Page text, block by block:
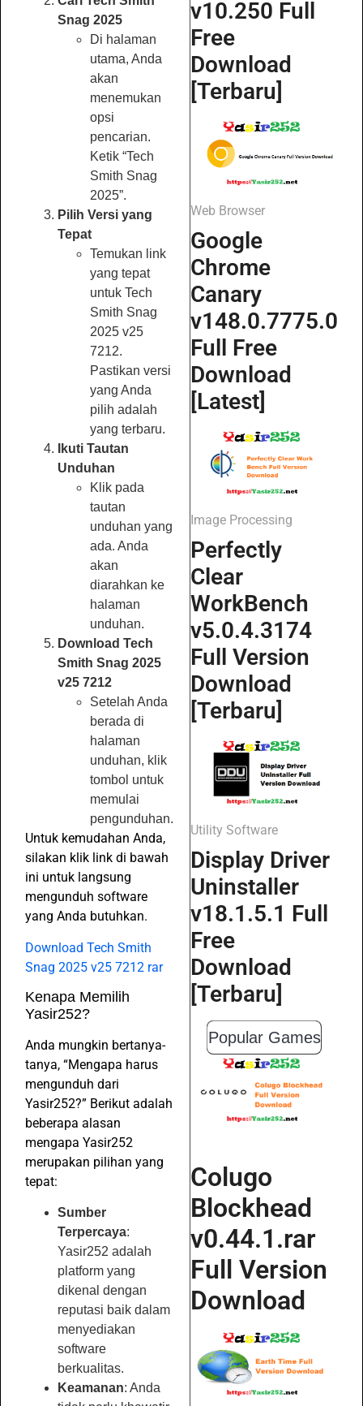
Snag 2025
Di halaman
utama, Anda
akan
menemukan
opsi
pencarian.
Ketik “Tech
Smith Snag
2025”.
Pilih Versi yang
Tepat
Temukan link
yang tepat
untuk Tech
Smith Snag
2025 v25
7212.
Pastikan versi
yang Anda
pilih adalah
yang terbaru.
Ikuti Tautan
Unduhan
Klik pada
tautan
unduhan yang
ada. Anda
akan
diarahkan ke
halaman
unduhan.
Download Tech
Smith Snag 2025
v25 7212
Setelah Anda
berada di
halaman
unduhan, klik
tombol untuk
memulai
pengunduhan.
Untuk kemudahan Anda,
silakan klik link di bawah
ini untuk langsung
mengunduh software
yang Anda butuhkan.
Download Tech Smith
Snag 2025 v25 7212 rar
Kenapa Memilih
Yasir252?
Anda mungkin bertanya-
tanya, “Mengapa harus
mengunduh dari
Yasir252?” Berikut adalah
beberapa alasan
mengapa Yasir252
merupakan pilihan yang
tepat:
Sumber
Terpercaya:
Yasir252 adalah
platform yang
dikenal dengan
reputasi baik dalam
menyediakan
software
berkualitas.
Keamanan: Anda
v10.250 Full
Free
Download
[Terbaru]
Web Browser
Google
Chrome
Canary
v148.0.7775.0
Full Free
Download
[Latest]
Image Processing
Perfectly
Clear
WorkBench
v5.0.4.3174
Full Version
Download
[Terbaru]
Utility Software
Display Driver
Uninstaller
v18.1.5.1 Full
Free
Download
[Terbaru]
Popular Games
Colugo
Blockhead
v0.44.1.rar
Full Version
Download